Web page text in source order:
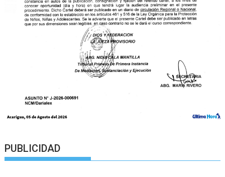
PUBLICIDAD